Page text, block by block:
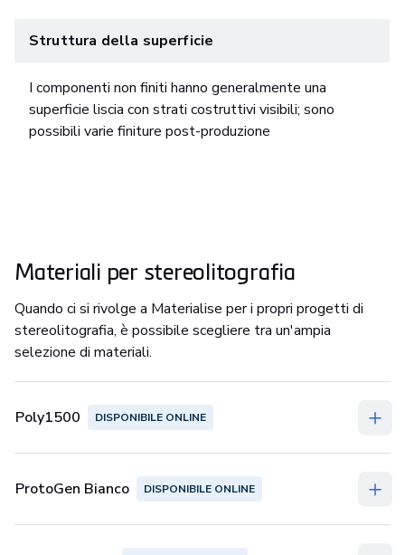
Struttura della superficie
I componenti non finiti hanno generalmente una
superficie liscia con strati costruttivi visibili; sono
possibili varie finiture post-produzione
Materiali per stereolitografia
Quando ci si rivolge a Materialise per i propri progetti di
stereolitografia, è possibile scegliere tra un'ampia
selezione di materiali.
Poly1500 DISPONIBILE ONLINE
ProtoGen Bianco DISPONIBILE ONLINE